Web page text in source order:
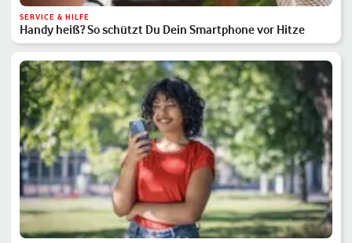
SERVICE & HILFE
Handy heiß? So schützt Du Dein Smartphone vor Hitze